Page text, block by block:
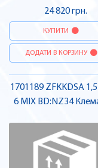
24 820 грн.
КУПИТИ
ДОДАТИ В КОРЗИНУ
1701189 ZFKKDSA
6 MIX BD:NZ34
Pheonix Contact